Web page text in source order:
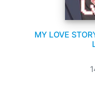
MY LOVE